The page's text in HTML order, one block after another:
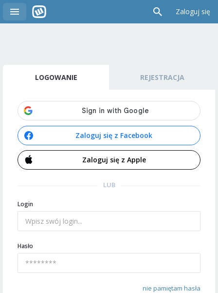
Zaloguj się
LOGOWANIE REJESTRACJA
Zaloguj się z Facebook
Zaloguj się z Apple
LUB
Login
Hasło
nie pamiętam hasła